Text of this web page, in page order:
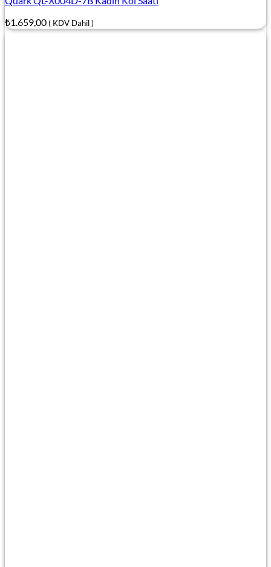
₺1.659,00( KDV Dahil )